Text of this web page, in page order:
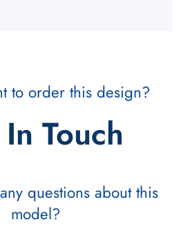
to order this design?
Touch
questions about this
model?